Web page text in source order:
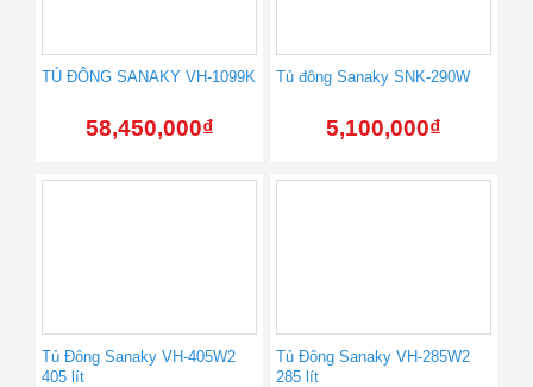
TỦ ĐÔNG SANAKY VH-1099K
58,450,000₫
Tủ đông Sanaky SNK-290W
5,100,000₫
Tủ Đông Sanaky VH-405W2
405 lít
Tủ Đông Sanaky VH-285W2
285 lít